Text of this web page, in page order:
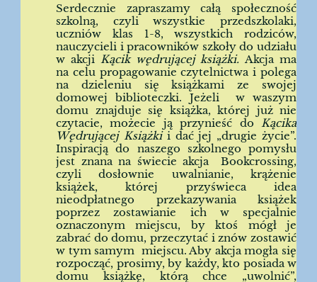
Serdecznie zapraszamy całą społeczność
szkolną, czyli wszystkie przedszkolaki,
uczniów klas 1-8, wszystkich rodziców,
nauczycieli i pracowników szkoły do udziału
w akcji Kącik wędrującej książki. Akcja ma
na celu propagowanie czytelnictwa i polega
na dzieleniu się książkami ze swojej
domowej biblioteczki. Jeżeli w waszym
domu znajduje się książka, której już nie
czytacie, możecie ją przynieść do Kącika
Wędrującej Książkii dać jej „drugie życie”.
Inspiracją do naszego szkolnego pomysłu
jest znana na świecie akcja Bookcrossing,
czyli dosłownie uwalnianie, krążenie
książek, której przyświeca idea
nieodpłatnego przekazywania książek
poprzez zostawianie ich w specjalnie
oznaczonym miejscu, by ktoś mógł je
zabrać do domu, przeczytać i znów zostawić
w tym samym miejscu. Aby akcja mogła się
rozpocząć, prosimy, by każdy, kto posiada w
domu książkę, którą chce „uwolnić”,